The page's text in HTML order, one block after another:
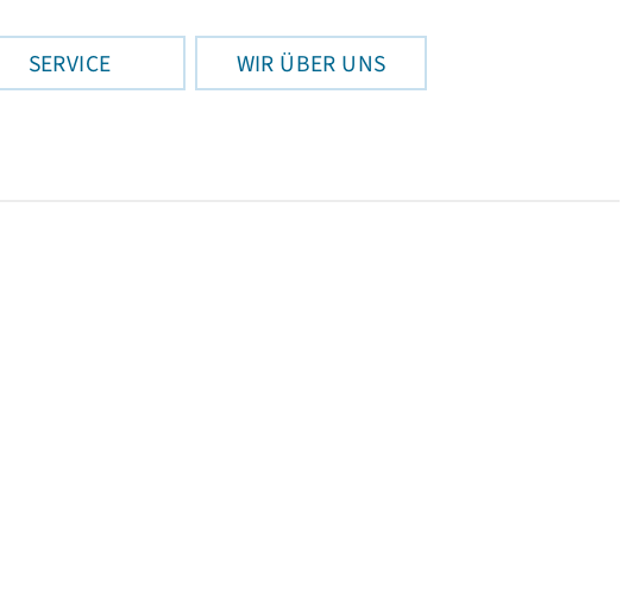
SERVICE WIR ÜBER UNS